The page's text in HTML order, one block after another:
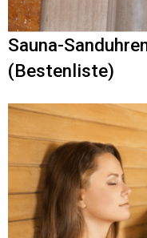
Sauna-
(Bestenliste)